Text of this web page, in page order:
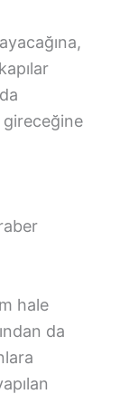
gireceğine
hale
da